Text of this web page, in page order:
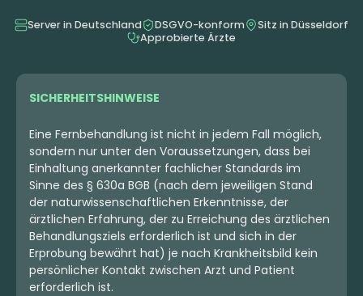
Server in Deutschland DSGVO-konform
Sitz in Düsseldorf
Approbierte Ärzte
SICHERHEITSHINWEISE
Eine Fernbehandlung ist nicht in jedem Fall möglich,
sondern nur unter den Voraussetzungen, dass bei
Einhaltung anerkannter fachlicher Standards im
Sinne des § 630a BGB (nach dem jeweiligen Stand
der naturwissenschaftlichen Erkenntnisse, der
ärztlichen Erfahrung, der zu Erreichung des ärztlichen
Behandlungsziels erforderlich ist und sich in der
Erprobung bewährt hat) je nach Krankheitsbild kein
persönlicher Kontakt zwischen Arzt und Patient
erforderlich ist.